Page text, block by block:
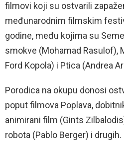
filmovi koji su ostvarili
međunarodnim filmskim
godine, među kojima su
smokve (Mohamad Rasulof),
Ford Kopola) i Ptica (Andrea
Porodica na okupu donosi
poput filmova Poplava,
animirani film (Gints
robota (Pablo Berger) i drugih.